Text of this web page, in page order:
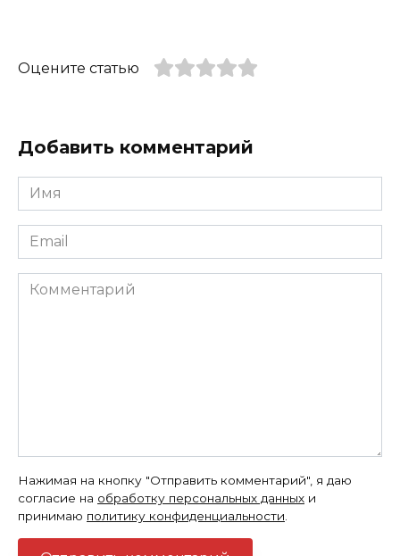
Оцените статью
Добавить комментарий
Имя
*
Email
*
Комментарий
Нажимая на кнопку "Отправить комментарий", я даю
согласие на обработку персональных данных и
принимаю политику конфиденциальности